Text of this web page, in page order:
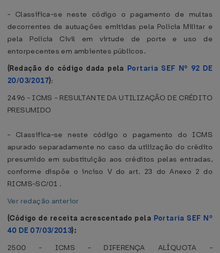
- Classifica-se neste código o pagamento de multas
decorrentes de autuações emitidas pela Polícia Militar e
pela Polícia Civil em virtude de porte e uso de
entorpecentes em ambientes públicos.
(Redação do código dada pela Portaria SEF Nº 92 DE
20/03/2017):
2496 - ICMS - RESULTANTE DA UTILIZAÇÃO DE CRÉDITO
PRESUMIDO
- Classifica-se neste código o pagamento do ICMS
apurado separadamente no caso da utilização do crédito
presumido em substituição aos créditos pelas entradas,
conforme dispõe o inciso V do art. 23 do Anexo 2 do
RICMS-SC/01 .
Ver redação anterior
(Código de receita acrescentado pela Portaria SEF Nº
40 DE 07/03/2013):
2500 - ICMS - DIFERENÇA ALÍQUOTA -